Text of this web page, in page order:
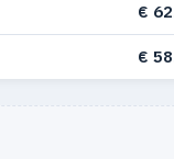
€
€